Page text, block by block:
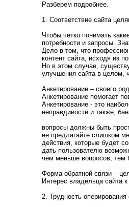
Разберем подробнее.
1. Соответствие сайта
Чтобы четко понимать
потребности и запросы.
Дело в том, что
контент сайта, исходя из
Но в этом случае,
улучшения сайта в целом,
Анкетирование – своего
Анкетирование помогает
Анкетирование - это
неправдивости и также,
вопросы должны быть
не предлагайте слишком
действия, которые будет
дать пользователю
чем меньше вопросов, тем
Форма обратной связи –
Интерес владельца сайта
2. Трудность оперирования